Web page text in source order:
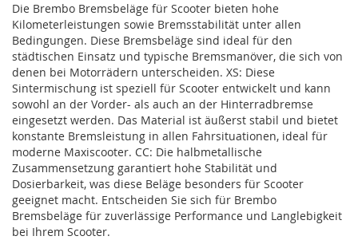
Die Brembo Bremsbeläge für Scooter bieten hohe
Kilometerleistungen sowie Bremsstabilität unter allen
Bedingungen. Diese Bremsbeläge sind ideal für den
städtischen Einsatz und typische Bremsmanöver, die sich von
denen bei Motorrädern unterscheiden. XS: Diese
Sintermischung ist speziell für Scooter entwickelt und kann
sowohl an der Vorder- als auch an der Hinterradbremse
eingesetzt werden. Das Material ist äußerst stabil und bietet
konstante Bremsleistung in allen Fahrsituationen, ideal für
moderne Maxiscooter. CC: Die halbmetallische
Zusammensetzung garantiert hohe Stabilität und
Dosierbarkeit, was diese Beläge besonders für Scooter
geeignet macht. Entscheiden Sie sich für Brembo
Bremsbeläge für zuverlässige Performance und Langlebigkeit
bei Ihrem Scooter.